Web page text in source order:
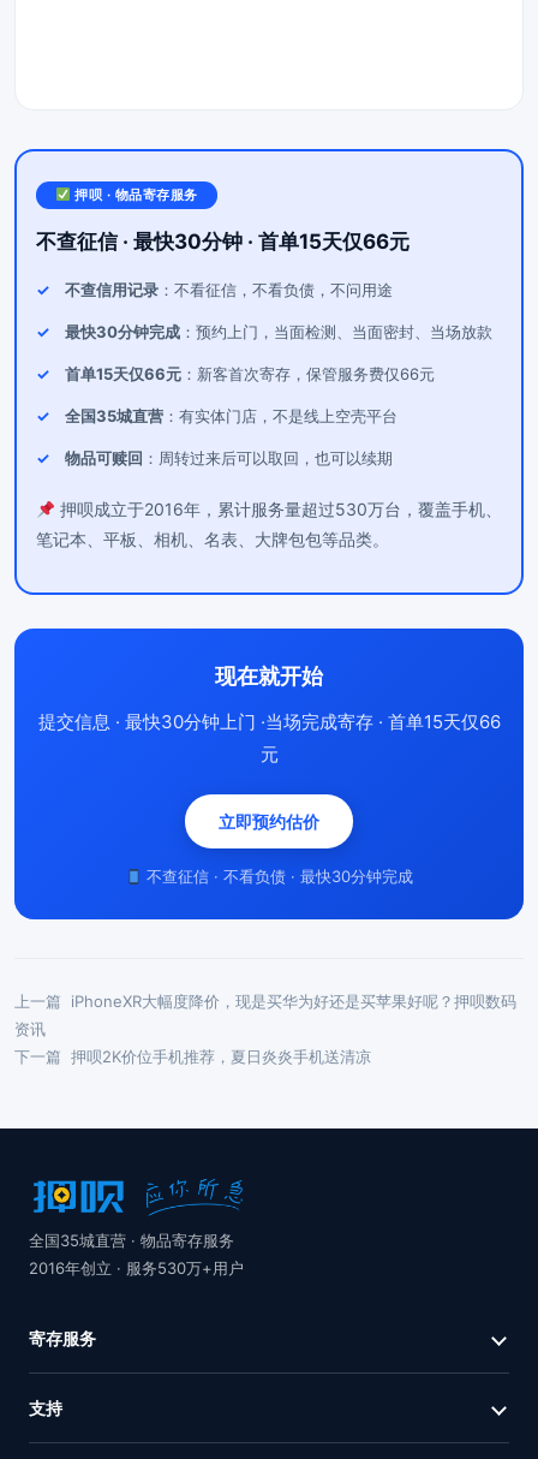
押呗 · 物品寄存服务
不查征信 · 最快30分钟 · 首单15天仅66元
不查信用记录 ：不看征信，不看负债，不问用途
最快30分钟完成 ：预约上门，当面检测、当面密封、当场放款
首单15天仅66元 ：新客首次寄存，保管服务费仅66元
全国35城直营 ：有实体门店，不是线上空壳平台
物品可赎回 ：周转过来后可以取回，也可以续期
押呗成立于2016年，累计服务量超过530万台，覆盖手机、
笔记本、平板、相机、名表、大牌包包等品类。
现在就开始
提交信息 · 最快30分钟上门 ·当场完成寄存 · 首单15天仅66
元
立即预约估价
不查征信 · 不看负债 · 最快30分钟完成
上一篇
iPhoneXR大幅度降价，现是买华为好还是买苹果好呢？押呗数码
资讯
下一篇 押呗2K价位手机推荐，夏日炎炎手机送清凉
全国35城直营 · 物品寄存服务
2016年创立 · 服务530万+用户
寄存服务
支持